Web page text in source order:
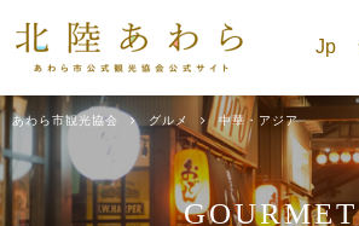
あわら市観光協会 グルメ 中華・アジア
GOURMET